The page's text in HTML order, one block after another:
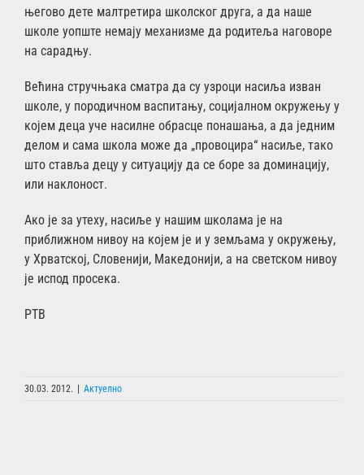
његово дете малтретира школског друга, а да наше
школе уопште немају механизме да родитеља наговоре
на сарадњу.
Већина стручњака сматра да су узроци насиља изван
школе, у породичном васпитању, социјалном окружењу у
којем деца уче насилне обрасце понашања, а да једним
делом и сама школа може да „провоцира“ насиље, тако
што ставља децу у ситуацију да се боре за доминацију,
или наклоност.
Ако је за утеху, насиље у нашим школама је на
приближном нивоу на којем је и у земљама у окружењу,
у Хрватској, Словенији, Македонији, а на светском нивоу
је испод просека.
РТВ
30.03. 2012. | Актуелно